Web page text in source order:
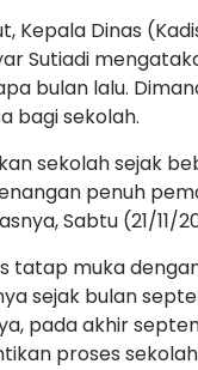
Kepala Dinas
Sutiadi
bulan lalu.
bagi sekolah.
sekolah sejak
penuh
Sabtu (21/11/
tatap muka
sejak bulan
pada akhir
proses